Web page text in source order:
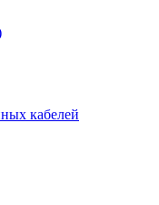
кабелей